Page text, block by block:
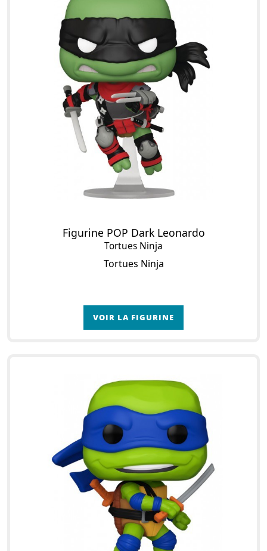
Figurine POP Dark Leonardo
Tortues Ninja
Tortues Ninja
VOIR LA FIGURINE